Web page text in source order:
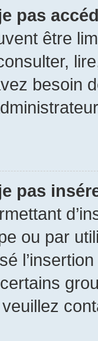
pas
être
besoin
pas
ou par
veuillez